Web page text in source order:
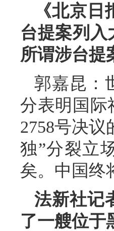
《北京
台提案列入
所谓涉台提
郭嘉昆：
分表明国际
2758号决
独”分裂立
矣。中国终
法新社记
了一艘位于